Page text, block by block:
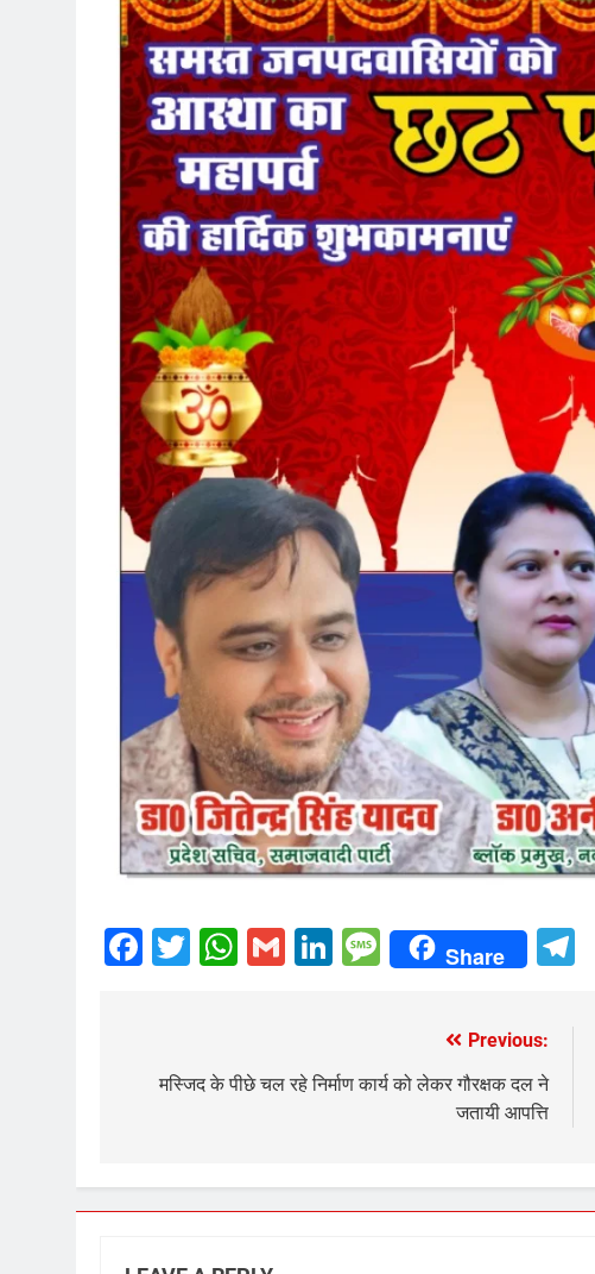
Facebook
Twitter
WhatsApp
GmailLinkedIn
Message
Share
navigation
Previous:
मस्जिद के पीछे चल रहे निर्माण कार्य को लेकर गौरक्षक दल ने
जतायी आपत्ति